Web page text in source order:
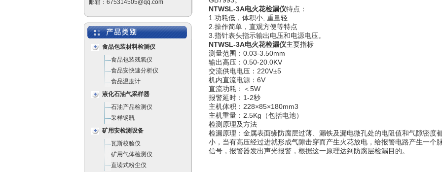
邮箱：675314505@qq.com
食品包装材料检测仪
食品包装残氧仪
食品安快速分析仪
食品温度计
液化石油气采样器
石油产品检测仪
采样钢瓶
矿用安检测设备
瓦斯校验仪
矿用气体检测仪
直读式粉尘仪
NTWSL-3A电火花检漏仪特点：
1.功耗低，体积小, 重量轻
2.操作简单，直观方便等特点
3.指针表头指示输出电压和电源电压。
NTWSL-3A电火花检漏仪主要指标
测量范围：0.03-3.50mm
输出高压：0.50-20.0KV
交流供电电压：220V±5
机内直流电源：6V
直流功耗：＜5W
报警延时：1-2秒
主机体积：228×85×180mm3
主机重量：2.5Kg（包括电池）
检测原理及方法
检漏原理：金属表面缘防腐层过薄、漏铁及漏电微孔处的电阻值和气隙密度
小，当有高压经过进就形成气隙击穿而产生火花放电，给报警电路产生一个
信号，报警器发出声光报警，根据这一原理达到防腐层检漏目的。